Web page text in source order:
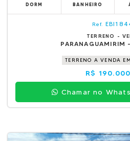
DORM BANHEIRO
Ref.
TERRENO -
PARANAGUAMIRIM
TERRENO A VENDA
R$
Chamar no